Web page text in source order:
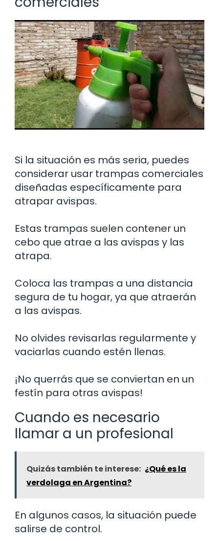
Si la situación es más seria, puedes
considerar usar trampas comerciales
diseñadas específicamente para
atrapar avispas.
Estas trampas suelen contener un
cebo que atrae a las avispas y las
atrapa.
Coloca las trampas a una distancia
segura de tu hogar, ya que atraerán
a las avispas.
No olvides revisarlas regularmente y
vaciarlas cuando estén llenas.
¡No querrás que se conviertan en un
festín para otras avispas!
Cuando es necesario
llamar a un profesional
Quizás también te interese: ¿Qué es la
verdolaga en Argentina?
En algunos casos, la situación puede
salirse de control.